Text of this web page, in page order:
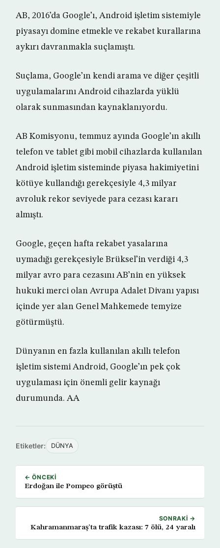
AB, 2016’da Google’ı, Android işletim sistemiyle
piyasayı domine etmekle ve rekabet kurallarına
aykırı davranmakla suçlamıştı.
Suçlama, Google’ın kendi arama ve diğer çeşitli
uygulamalarını Android cihazlarda yüklü
olarak sunmasından kaynaklanıyordu.
AB Komisyonu, temmuz ayında Google’ın akıllı
telefon ve tablet gibi mobil cihazlarda kullanılan
Android işletim sisteminde piyasa hakimiyetini
kötüye kullandığı gerekçesiyle 4,3 milyar
avroluk rekor seviyede para cezası kararı
almıştı.
Google, geçen hafta rekabet yasalarına
uymadığı gerekçesiyle Brüksel’in verdiği 4,3
milyar avro para cezasını AB’nin en yüksek
hukuki merci olan Avrupa Adalet Divanı yapısı
içinde yer alan Genel Mahkemede temyize
götürmüştü.
Dünyanın en fazla kullanılan akıllı telefon
işletim sistemi Android, Google’ın pek çok
uygulaması için önemli gelir kaynağı
durumunda. AA
Etiketler: DÜNYA
← ÖNCEKI
Erdoğan ile Pompeo görüştü
SONRAKI →
Kahramanmaraş’ta trafik kazası: 7 ölü, 24 yaralı